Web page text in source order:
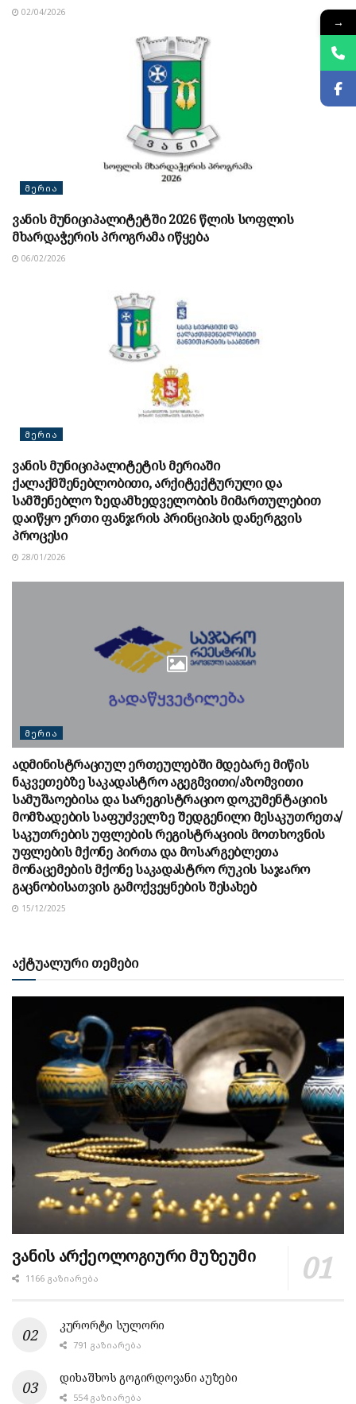
02/04/2026
ᲛᲔᲠᲘᲐ
ვანის მუნიციპალიტეტში 2026 წლის სოფლის
მხარდაჭერის პროგრამა იწყება
06/02/2026
ᲛᲔᲠᲘᲐ
ვანის მუნიციპალიტეტის მერიაში
ქალაქმშენებლობითი, არქიტექტურული და
სამშენებლო ზედამხედველობის მიმართულებით
დაიწყო ერთი ფანჯრის პრინციპის დანერგვის
პროცესი
28/01/2026
ᲛᲔᲠᲘᲐ
ადმინისტრაციულ ერთეულებში მდებარე მიწის
ნაკვეთებზე საკადასტრო აგეგმვითი/აზომვითი
სამუშაოებისა და სარეგისტრაციო დოკუმენტაციის
მომზადების საფუძველზე შედგენილი მესაკუთრეთა/
საკუთრების უფლების რეგისტრაციის მოთხოვნის
უფლების მქონე პირთა და მოსარგებლეთა
მონაცემების მქონე საკადასტრო რუკის საჯარო
გაცნობისათვის გამოქვეყნების შესახებ
15/12/2025
აქტუალური თემები
ვანის არქეოლოგიური მუზეუმი
1166 ᲒᲐᲖᲘᲐᲠᲔᲑᲐ
კურორტი სულორი
791 ᲒᲐᲖᲘᲐᲠᲔᲑᲐ
დიხაშხოს გოგირდოვანი აუზები
554 ᲒᲐᲖᲘᲐᲠᲔᲑᲐ
→